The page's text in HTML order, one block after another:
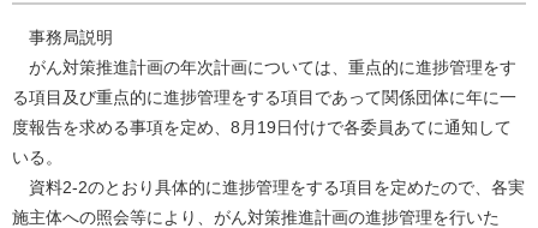
事務局説明
がん対策推進計画の年次計画については、重点的に進捗管理をす
る項目及び重点的に進捗管理をする項目であって関係団体に年に一
度報告を求める事項を定め、8月19日付けで各委員あてに通知して
いる。
資料2-2のとおり具体的に進捗管理をする項目を定めたので、各実
施主体への照会等により、がん対策推進計画の進捗管理を行いた